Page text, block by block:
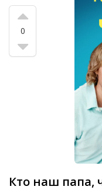
0
Кто наш папа,